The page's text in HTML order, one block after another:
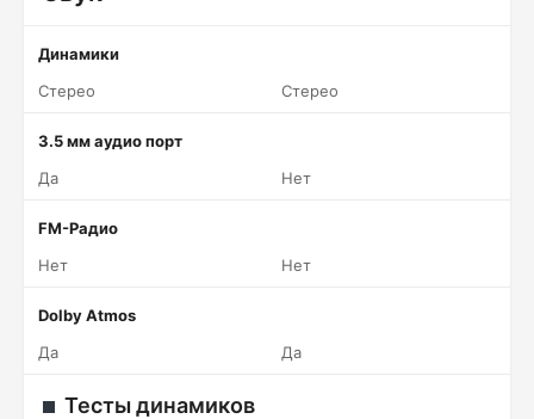
Динамики
Стерео
Стерео
3.5 мм аудио порт
Да
Нет
FM-Радио
Нет
Нет
Dolby Atmos
Да
Да
Тесты динамиков